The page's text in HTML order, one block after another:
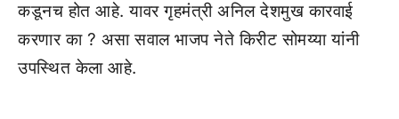
कडूनच होत आहे. यावर गृहमंत्री अनिल देशमुख कारवाई
करणार का ? असा सवाल भाजप नेते किरीट सोमय्या यांनी
उपस्थित केला आहे.